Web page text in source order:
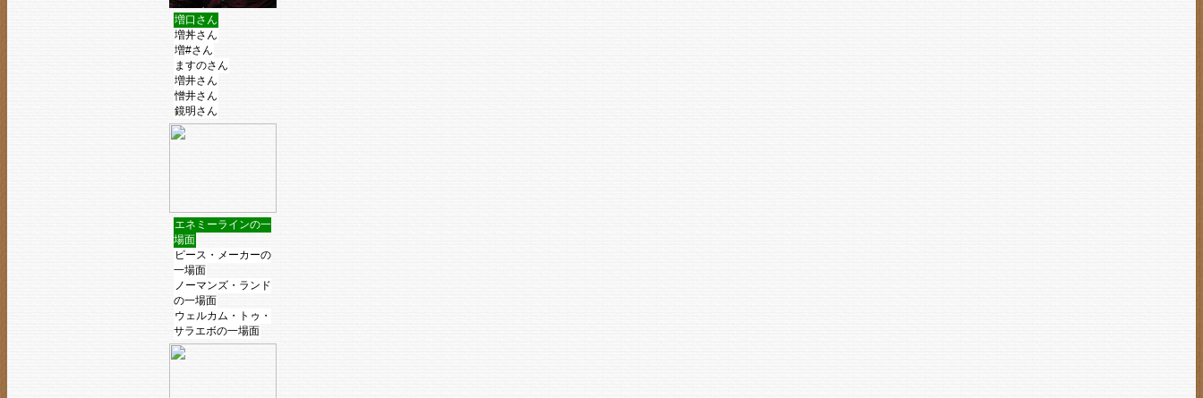
増口さん
増丼さん
増#さん
ますのさん
増井さん
憎井さん
鏡明さん
エネミーラインの一
場面
ピース・メーカーの
一場面
ノーマンズ・ランド
の一場面
ウェルカム・トゥ・
サラエボの一場面